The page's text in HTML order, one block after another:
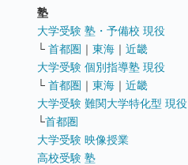
塾
大学受験 塾・予備校 現役
└ 首都圏 ｜ 東海 ｜ 近畿
大学受験 個別指導塾 現役
└ 首都圏 ｜ 東海 ｜ 近畿
大学受験 難関大学特化型 現役
└首都圏
大学受験 映像授業
高校受験 塾